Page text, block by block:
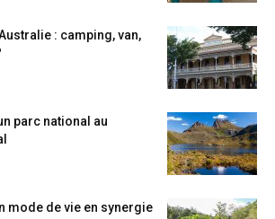
: camping, van,
parc national au
mode de vie en synergie